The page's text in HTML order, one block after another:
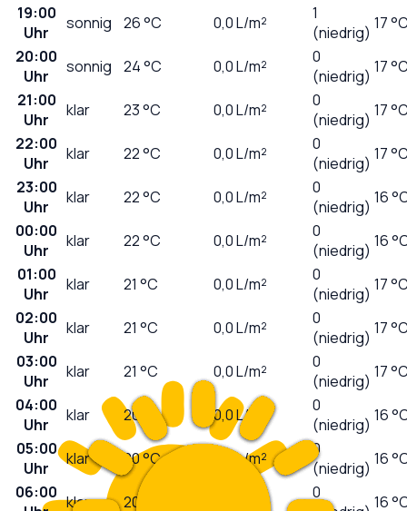
19:00
Uhr
sonnig 26°C 0,0L/m²
1
(niedrig) 17
20:00
Uhr
sonnig 24°C 0,0L/m²
0
(niedrig) 17
21:00
Uhr
klar 23°C 0,0L/m²
0
(niedrig) 17
22:00
Uhr
klar 22°C 0,0L/m²
0
(niedrig) 17
23:00
Uhr
klar 22°C 0,0L/m²
0
(niedrig) 16
00:00
Uhr
klar 22°C 0,0L/m²
0
(niedrig) 16
01:00
Uhr
klar 21 °C 0,0L/m²
0
(niedrig) 17
02:00
Uhr
klar 21 °C 0,0L/m²
0
(niedrig) 17
03:00
Uhr
klar 21 °C 0,0L/m²
0
(niedrig) 17
04:00
Uhr
klar 20 °C 0,0L/m²
0
(niedrig) 16
05:00
Uhr
klar 20°C L/m²
0
(niedrig) 16
06:00 klar 20
0
16